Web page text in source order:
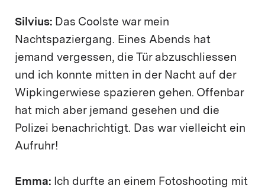
Silvius: Das Coolste war mein
Nachtspaziergang. Eines Abends hat
jemand vergessen, die Tür abzuschliessen
und ich konnte mitten in der Nacht auf der
Wipkingerwiese spazieren gehen. Offenbar
hat mich aber jemand gesehen und die
Polizei benachrichtigt. Das war vielleicht ein
Aufruhr!
Emma: Ich durfte an einem Fotoshooting mit